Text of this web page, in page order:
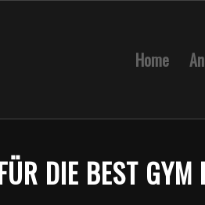
Home
DIE BEST GYM